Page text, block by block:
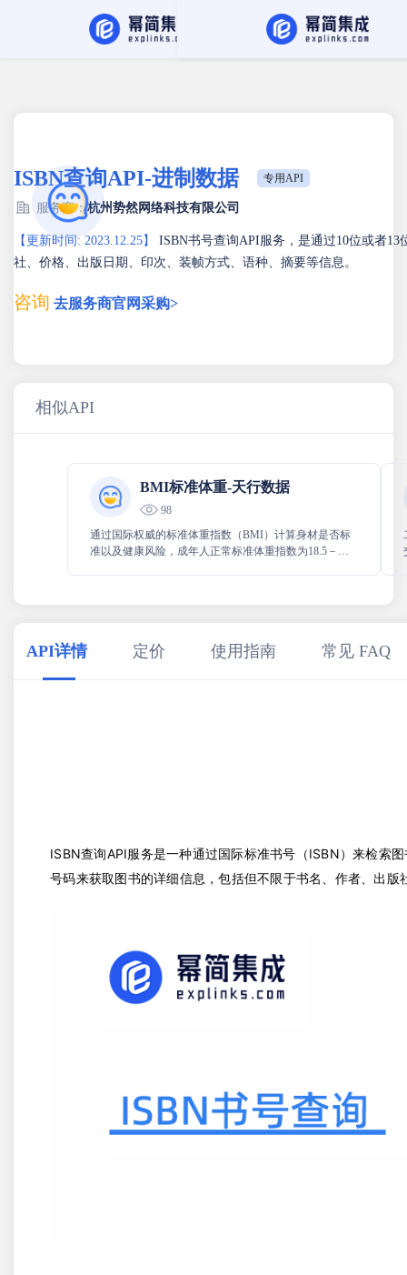
API Hub 找服务商
ISBN查询API-进制数据 专用API
服务商：杭州势然网络科技有限公司
【更新时间: 2023.12.25】
ISBN书号查询API服务，是通过10位或者
社、价格、出版日期、印次、装帧方式、语种、摘要等信息。
咨询 去服务商官网采购>
相似API
BMI标准体重-天行数据
98
通过国际权威的标准体重指数（BMI）计算身材是否标
准以及健康风险，成年人正常标准体重指数为18.5－
API详情 定价 使用指南 常见 FAQ
ISBN查询API服务是一种通过国际标准书号（ISBN）来检索
号码来获取图书的详细信息，包括但不限于书名、作者、出